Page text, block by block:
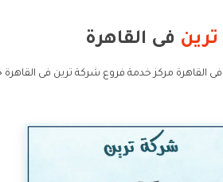
ترين فى القاهرة
فى القاهرة مركز خدمة فروع شركة ترين فى